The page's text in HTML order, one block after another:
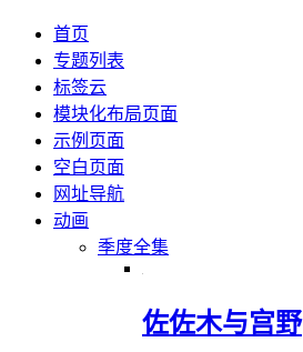
首页
专题列表
标签云
模块化布局页面
示例页面
空白页面
网址导航
动画
季度全集
佐佐木与宫野